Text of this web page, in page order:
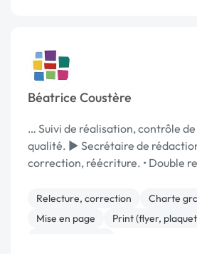
Béatrice Coustère
… Suivi de réalisation, contrôle
qualité. ► Secrétaire de
correction, réécriture. • Double
Relecture, correction
Charte
Mise en page
Print (flyer,